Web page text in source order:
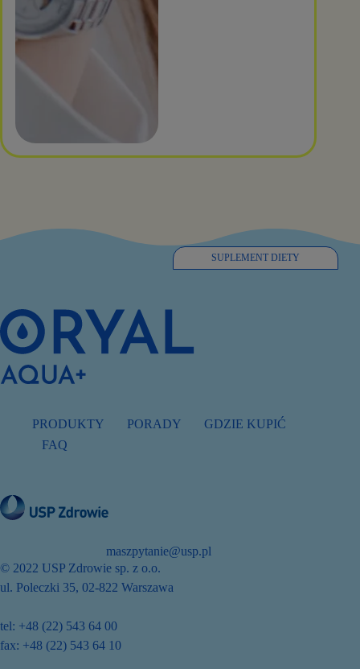
SUPLEMENT DIETY
PRODUKTY PORADY
GDZIE KUPIĆ
FAQ
maszpytanie@usp.pl
© 2022 USP Zdrowie sp. z o.o.
ul. Poleczki 35, 02-822 Warszawa
tel: +48 (22) 543 64 00
fax: +48 (22) 543 64 10